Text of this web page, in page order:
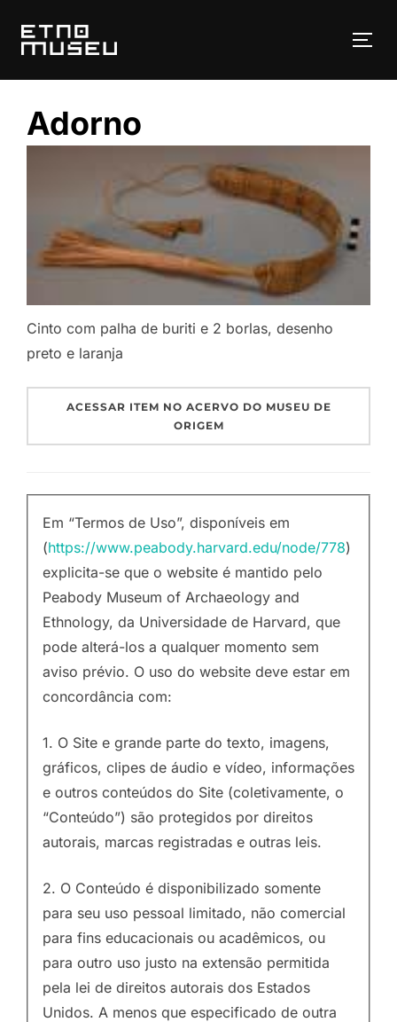
para
Adorno
Cinto com palha de buriti e 2 borlas, desenho
preto e laranja
ACESSAR ITEM NO ACERVO DO MUSEU DE
ORIGEM
Em “Termos de Uso”, disponíveis em
(https://www.peabody.harvard.edu/node/778)
explicita-se que o website é mantido pelo
Peabody Museum of Archaeology and
Ethnology, da Universidade de Harvard, que
pode alterá-los a qualquer momento sem
aviso prévio. O uso do website deve estar em
concordância com:
1. O Site e grande parte do texto, imagens,
gráficos, clipes de áudio e vídeo, informações
e outros conteúdos do Site (coletivamente, o
“Conteúdo”) são protegidos por direitos
autorais, marcas registradas e outras leis.
2. O Conteúdo é disponibilizado somente
para seu uso pessoal limitado, não comercial
para fins educacionais ou acadêmicos, ou
para outro uso justo na extensão permitida
pela lei de direitos autorais dos Estados
Unidos. A menos que especificado de outra